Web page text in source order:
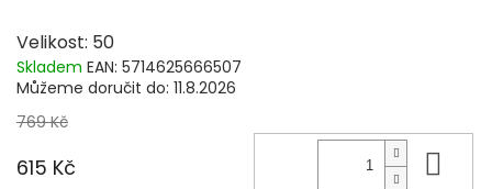
Velikost: 50
Skladem EAN: 5714625666507
Můžeme doručit do: 11.8.2026
769 Kč
615 Kč